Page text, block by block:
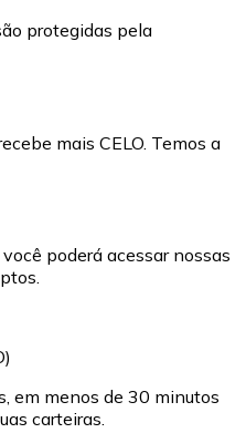
protegidas pela
mais CELO. Temos a
poderá acessar nossas
em menos de 30 minutos
carteiras.